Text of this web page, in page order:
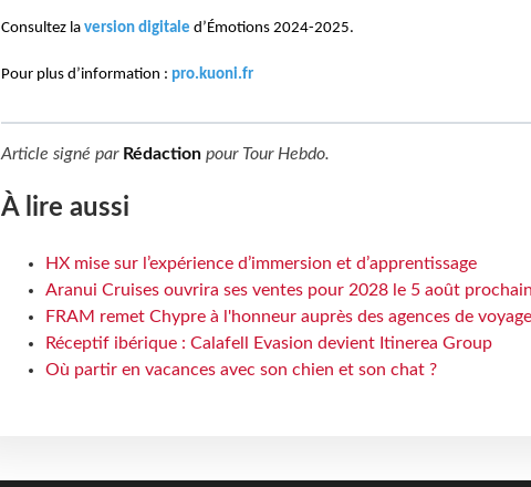
Consultez la version digitale d’Émotions 2024-2025.
Pour plus d’information : pro.kuoni.fr
Article signé par Rédactionpour Tour Hebdo.
À lire aussi
HX mise sur l’expérience d’immersion et d’apprentissage
Aranui Cruises ouvrira ses ventes pour 2028 le 5 août prochain
FRAM remet Chypre à l'honneur auprès des agences de
Réceptif ibérique : Calafell Evasion devient Itinerea Group
Où partir en vacances avec son chien et son chat ?